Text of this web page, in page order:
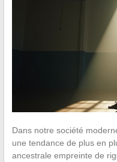
Dans notre société
une tendance de plus en
ancestrale empreinte de